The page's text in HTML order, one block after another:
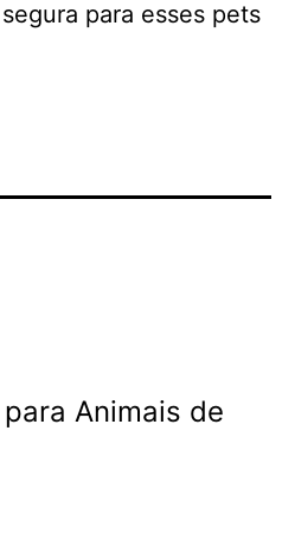
para esses pets
Animais de